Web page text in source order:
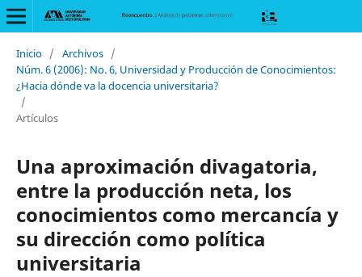
Inicio / Archivos /
Núm. 6 (2006): No. 6, Universidad y Producción de Conocimientos:
¿Hacia dónde va la docencia universitaria?
/
Artículos
Una aproximación divagatoria,
entre la producción neta, los
conocimientos como mercancía y
su dirección como política
universitaria